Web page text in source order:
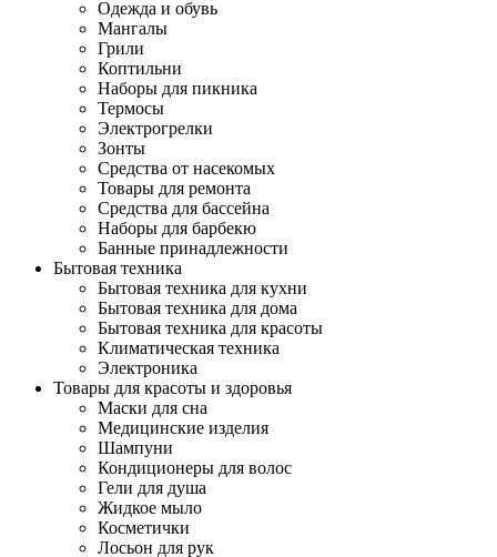
Одежда и обувь
Мангалы
Грили
Коптильни
Наборы для пикника
Термосы
Электрогрелки
Зонты
Средства от насекомых
Товары для ремонта
Средства для бассейна
Наборы для барбекю
Банные принадлежности
Бытовая техника
Бытовая техника для кухни
Бытовая техника для дома
Бытовая техника для красоты
Климатическая техника
Электроника
Товары для красоты и здоровья
Маски для сна
Медицинские изделия
Шампуни
Кондиционеры для волос
Гели для душа
Жидкое мыло
Косметички
Лосьон для рук